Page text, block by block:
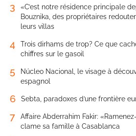
3
«C’est notre résidence principale
Bouznika, des propriétaires
leurs villas
4
Trois dirhams de trop? Ce que
chiffres sur le gasoil
5
Núcleo Nacional, le visage à
espagnol
6 Sebta, paradoxes d’une frontière
7
Affaire Abderrahim Fakir:
clame sa famille à Casablanca